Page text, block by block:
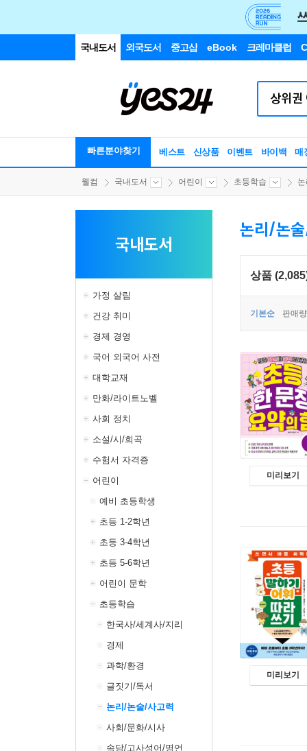
국내도서 외국도서 중고샵 eBook 크레마클럽
빠른분야찾기 베스트 신상품 이벤트 바이백 매
웰컴 국내도서 어린이 초등학습
국내도서
가정 살림
건강 취미
경제 경영
국어 외국어 사전
대학교재
만화/라이트노벨
사회 정치
소설/시/희곡
수험서 자격증
어린이
예비 초등학생
초등 1-2학년
초등 3-4학년
초등 5-6학년
어린이 문학
초등학습
한국사/세계사/지리
경제
과학/환경
글짓기/독서
논리/논술/사고력
사회/문화/시사
속담/고사성어/명언
논리/논
상품
기본순 판매
미리보기
미리보기